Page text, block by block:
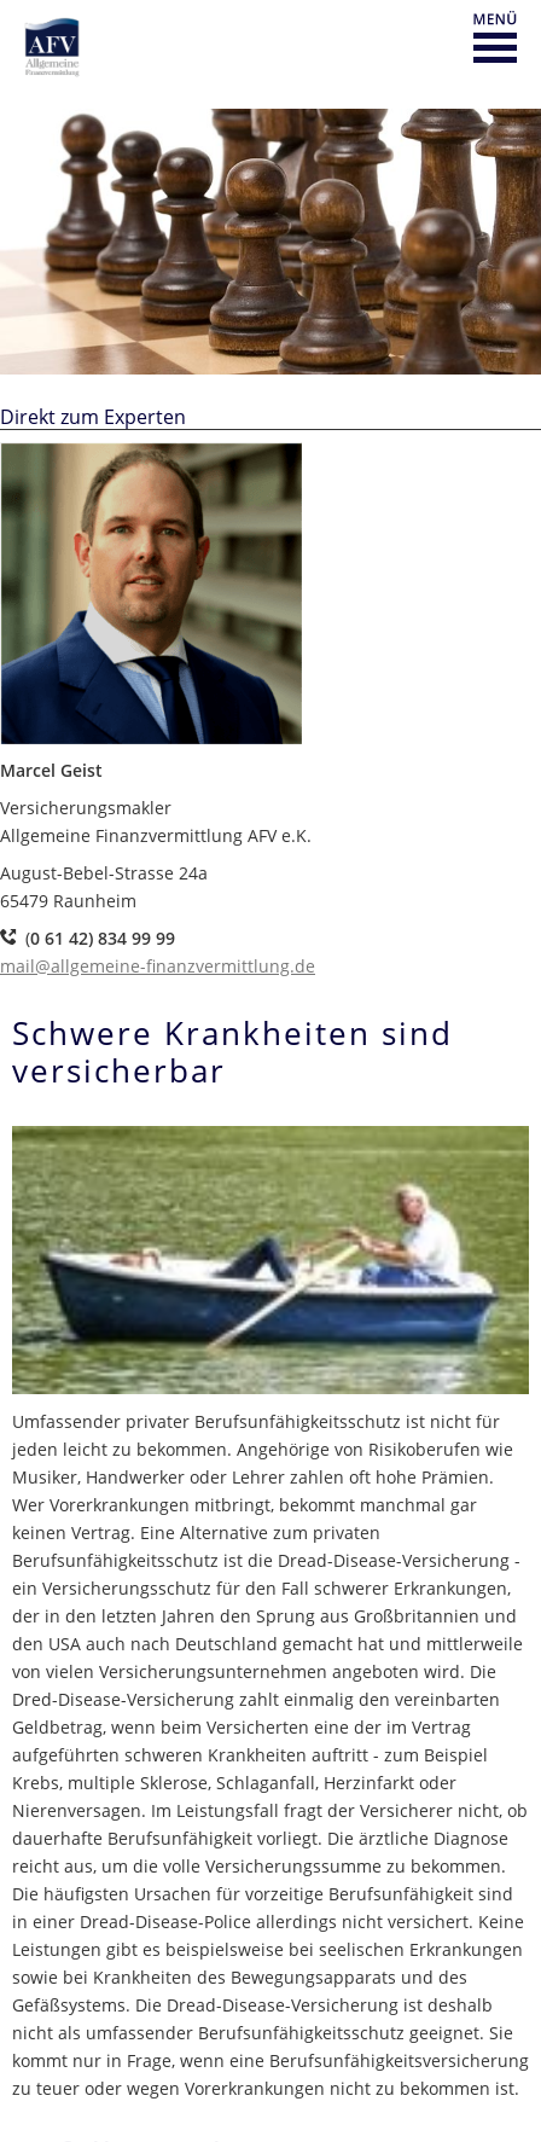
Direkt zum Experten
Marcel Geist
Versicherungsmakler
Allgemeine Finanzvermittlung AFV e.K.
August-Bebel-Strasse 24a
65479 Raunheim
(0 61 42) 834 99 99
mail@allgemeine-finanzvermittlung.de
Schwere Krankheiten sind
versicherbar
Umfassender privater Berufsunfähigkeitsschutz ist nicht für
jeden leicht zu bekommen. Angehörige von Risikoberufen wie
Musiker, Handwerker oder Lehrer zahlen oft hohe Prämien.
Wer Vorerkrankungen mitbringt, bekommt manchmal gar
keinen Vertrag. Eine Alternative zum privaten
Berufsunfähigkeitsschutz ist die Dread-Disease-Versicherung -
ein Versicherungsschutz für den Fall schwerer Erkrankungen,
der in den letzten Jahren den Sprung aus Großbritannien und
den USA auch nach Deutschland gemacht hat und mittlerweile
von vielen Versicherungsunternehmen angeboten wird. Die
Dred-Disease-Versicherung zahlt einmalig den vereinbarten
Geldbetrag, wenn beim Versicherten eine der im Vertrag
aufgeführten schweren Krankheiten auftritt - zum Beispiel
Krebs, multiple Sklerose, Schlaganfall, Herzinfarkt oder
Nierenversagen. Im Leistungsfall fragt der Versicherer nicht, ob
dauerhafte Berufsunfähigkeit vorliegt. Die ärztliche Diagnose
reicht aus, um die volle Versicherungssumme zu bekommen.
Die häufigsten Ursachen für vorzeitige Berufsunfähigkeit sind
in einer Dread-Disease-Police allerdings nicht versichert. Keine
Leistungen gibt es beispielsweise bei seelischen Erkrankungen
sowie bei Krankheiten des Bewegungsapparats und des
Gefäßsystems. Die Dread-Disease-Versicherung ist deshalb
nicht als umfassender Berufsunfähigkeitsschutz geeignet. Sie
kommt nur in Frage, wenn eine Berufsunfähigkeitsversicherung
zu teuer oder wegen Vorerkrankungen nicht zu bekommen ist.